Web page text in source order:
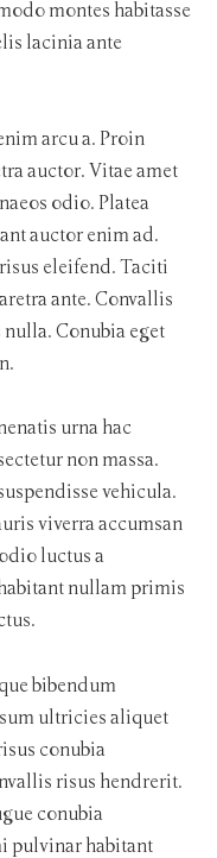
montes habitasse
lacinia ante
arcu a. Proin
auctor. Vitae amet
odio. Platea
auctor enim ad.
eleifend. Taciti
ante. Convallis
Conubia eget
urna hac
non massa.
vehicula.
viverra accumsan
luctus a
nullam primis
bibendum
ultricies aliquet
conubia
risus hendrerit.
conubia
pulvinar habitant